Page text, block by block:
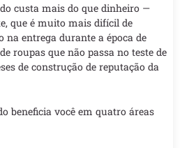
custa mais do que dinheiro —
que é muito mais difícil de
na entrega durante a época de
roupas que não passa no teste de
de construção de reputação da
beneficia você em quatro áreas